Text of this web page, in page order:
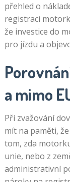
přehled o
registraci
že investice do
pro jízdu a
a mimo
Při zvažování
mít na paměti,
tom, zda
unie, nebo z
administrativní